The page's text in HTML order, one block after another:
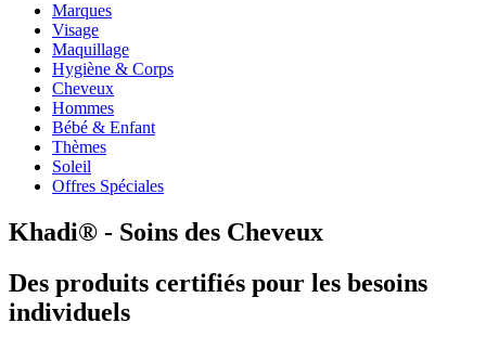
Marques
Visage
Maquillage
Hygiène & Corps
Cheveux
Hommes
Bébé & Enfant
Thèmes
Soleil
Offres Spéciales
Khadi® - Soins des Cheveux
Des produits certifiés pour les besoins
individuels